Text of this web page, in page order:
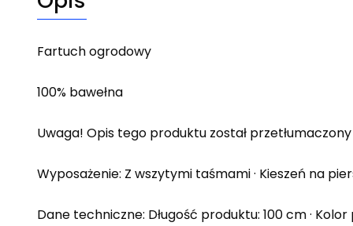
Fartuch ogrodowy
100% bawełna
Uwaga! Opis tego produktu został
Wyposażenie: Z wszytymi taśmami · Kieszeń na
Dane techniczne: Długość produktu: 100 cm ·